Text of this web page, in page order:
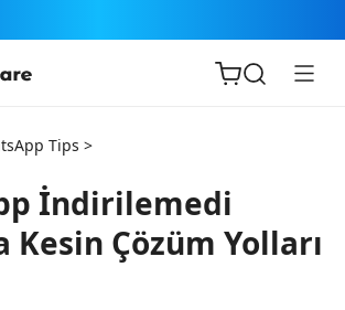
Tips >
İndirilemedi
Kesin Çözüm Yolları